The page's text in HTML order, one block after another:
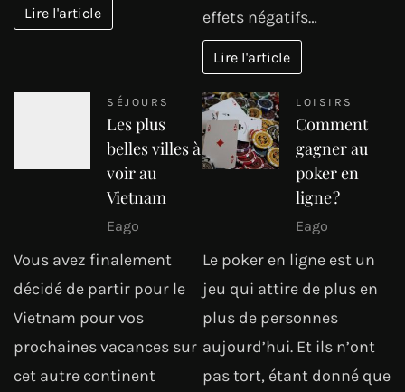
Lire l'article
effets négatifs…
Lire l'article
SÉJOURS
Les plus
belles villes à
voir au
Vietnam
Eago
Vous avez finalement
décidé de partir pour le
Vietnam pour vos
prochaines vacances sur
cet autre continent
LOISIRS
Comment
gagner au
poker en
ligne ?
Eago
Le poker en ligne est un
jeu qui attire de plus en
plus de personnes
aujourd’hui. Et ils n’ont
pas tort, étant donné que